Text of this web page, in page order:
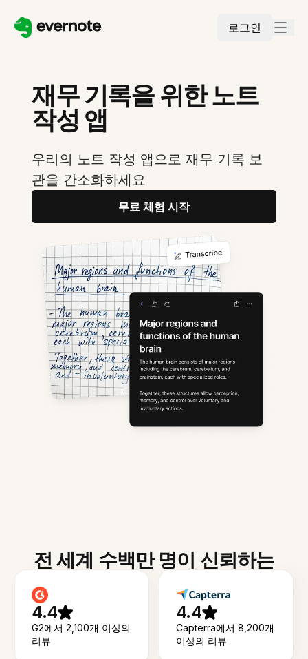
로그인
재무 기록을 위한 노트
작성 앱
우리의 노트 작성 앱으로 재무 기록 보
관을 간소화하세요
무료 체험 시작
전 세계 수백만 명이 신뢰하는
4.4
G2에서 2,100개 이상의
리뷰
4.4
Capterra에서 8,200개
이상의 리뷰